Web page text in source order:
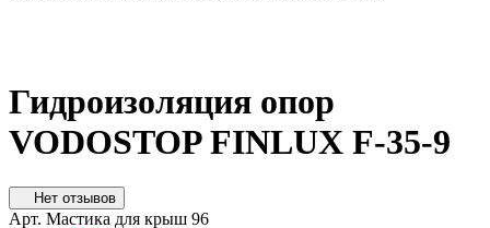
Гидроизоляция опор
VODOSTOP FINLUX F-35-9
Нет отзывов
Арт. Мастика для крыш 96